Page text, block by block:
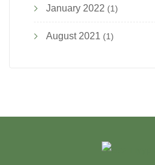
January 2022 (1)
August 2021 (1)